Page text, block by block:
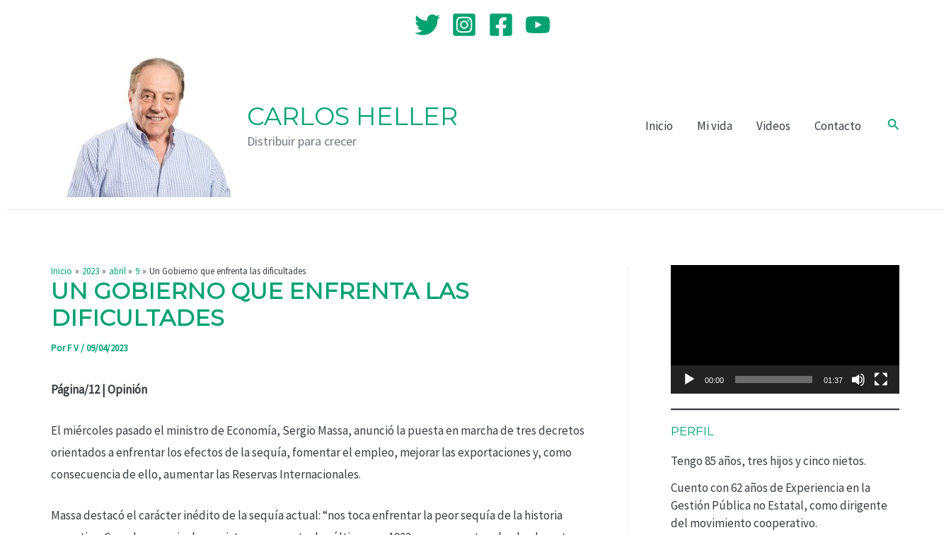
CARLOS HELLER
Distribuir para crecer
Inicio Mi vida Videos Contacto Buscar
Inicio 2023 abril 9 Un Gobierno que enfrenta las dificultades
UN GOBIERNO QUE ENFRENTA LAS
DIFICULTADES
PorF V/09/04/2023
Página/12 | Opinión
El miércoles pasado el ministro de Economía, Sergio Massa, anunció la puesta en marcha de tres decretos
orientados a enfrentar los efectos de la sequía, fomentar el empleo, mejorar las exportaciones y, como
consecuencia de ello, aumentar las Reservas Internacionales.
Massa destacó el carácter inédito de la sequía actual: “nos toca enfrentar la peor sequía de la historia
d
t
o
00:00 01:37
PERFIL
Tengo 85 años, tres hijos y cinco nietos.
Cuento con 62 años de Experiencia en la
Gestión Pública no Estatal, como dirigente
del movimiento cooperativo.